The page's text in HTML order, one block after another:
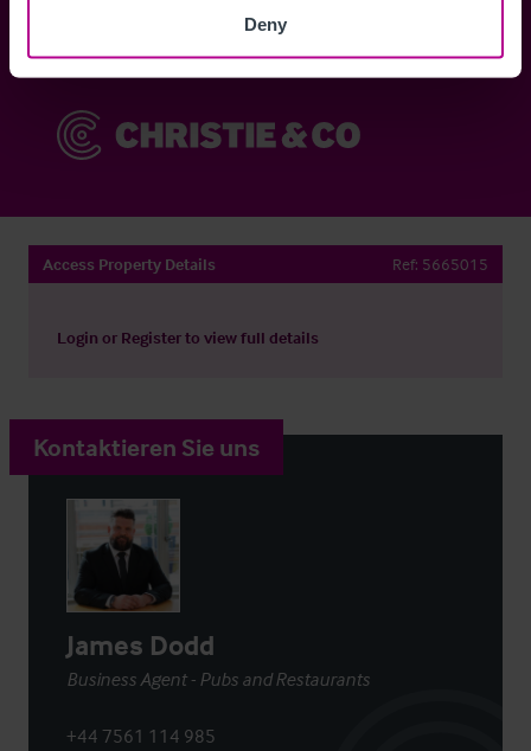
Deny
Access Property Details Ref: 5665015
Login or Registerto view full details
Kontaktieren Sie uns
James Dodd
Business Agent - Pubs and Restaurants
+44 7561 114 985